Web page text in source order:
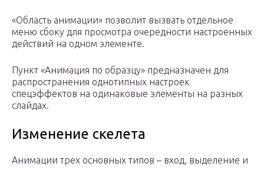
«Область анимации» позволит вызвать отдельное
меню сбоку для просмотра очередности настроенных
действий на одном элементе.
Пункт «Анимация по образцу» предназначен для
распространения однотипных настроек
спецэффектов на одинаковые элементы на разных
слайдах.
Изменение скелета
Анимации трех основных типов – вход, выделение и